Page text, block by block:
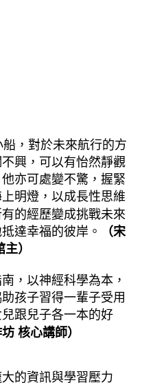
，對於未來航行的方
興，可以有怡然靜觀
亦可處變不驚，握緊
明燈，以成長性思維
的經歷變成挑戰未來
達幸福的彼岸。
（宋
）
，以神經科學為本，
孩子習得一輩子受用
跟兒子各一本的好
核心講師）
的資訊與學習壓力